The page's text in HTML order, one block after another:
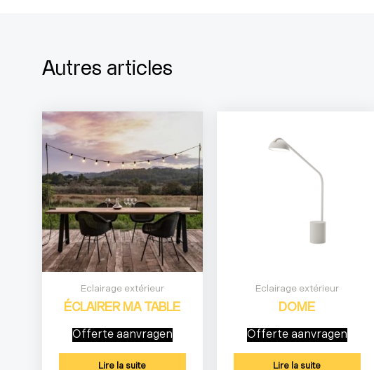
Autres articles
Eclairage extérieur
ÉCLAIRER MA TABLE
Offerte aanvragen
Lire la suite
Eclairage extérieur
DOME
Offerte aanvragen
Lire la suite